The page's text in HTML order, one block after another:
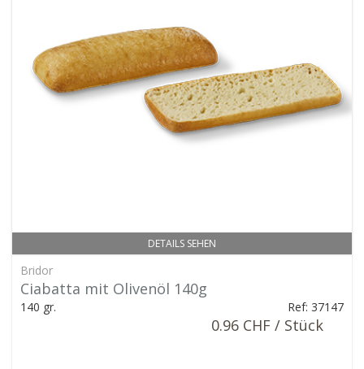
DETAILS SEHEN
Bridor
Ciabatta mit Olivenöl 140g
140 gr. Ref: 37147
0.96 CHF / Stück